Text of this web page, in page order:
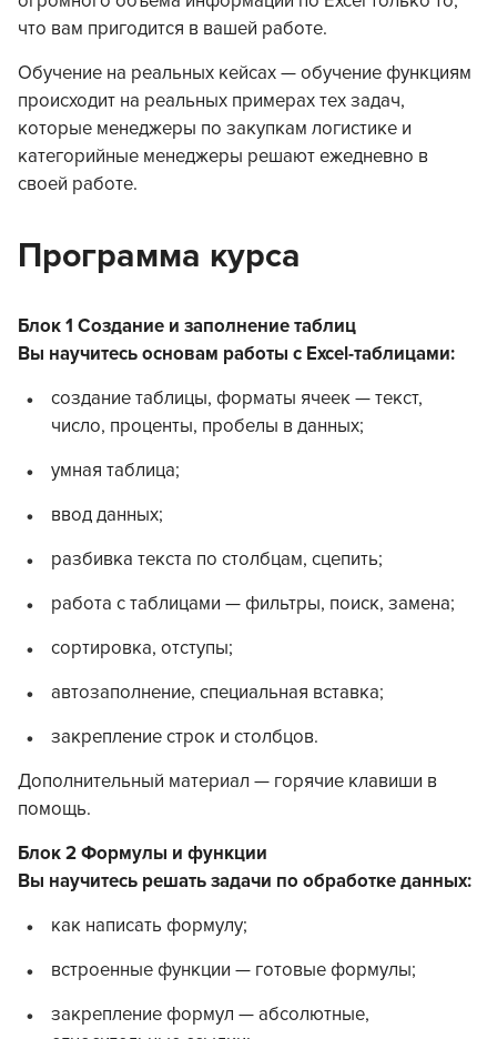
что вам пригодится в вашей работе.
Обучение на реальных кейсах — обучение функциям
происходит на реальных примерах тех задач,
которые менеджеры по закупкам логистике и
категорийные менеджеры решают ежедневно в
своей работе.
Программа курса
Блок 1 Создание и заполнение таблиц
Вы научитесь основам работы с Excel-таблицами:
создание таблицы, форматы ячеек — текст,
число, проценты, пробелы в данных;
умная таблица;
ввод данных;
разбивка текста по столбцам, сцепить;
работа с таблицами — фильтры, поиск, замена;
сортировка, отступы;
автозаполнение, специальная вставка;
закрепление строк и столбцов.
Дополнительный материал — горячие клавиши в
помощь.
Блок 2 Формулы и функции
Вы научитесь решать задачи по обработке данных:
как написать формулу;
встроенные функции — готовые формулы;
закрепление формул — абсолютные,